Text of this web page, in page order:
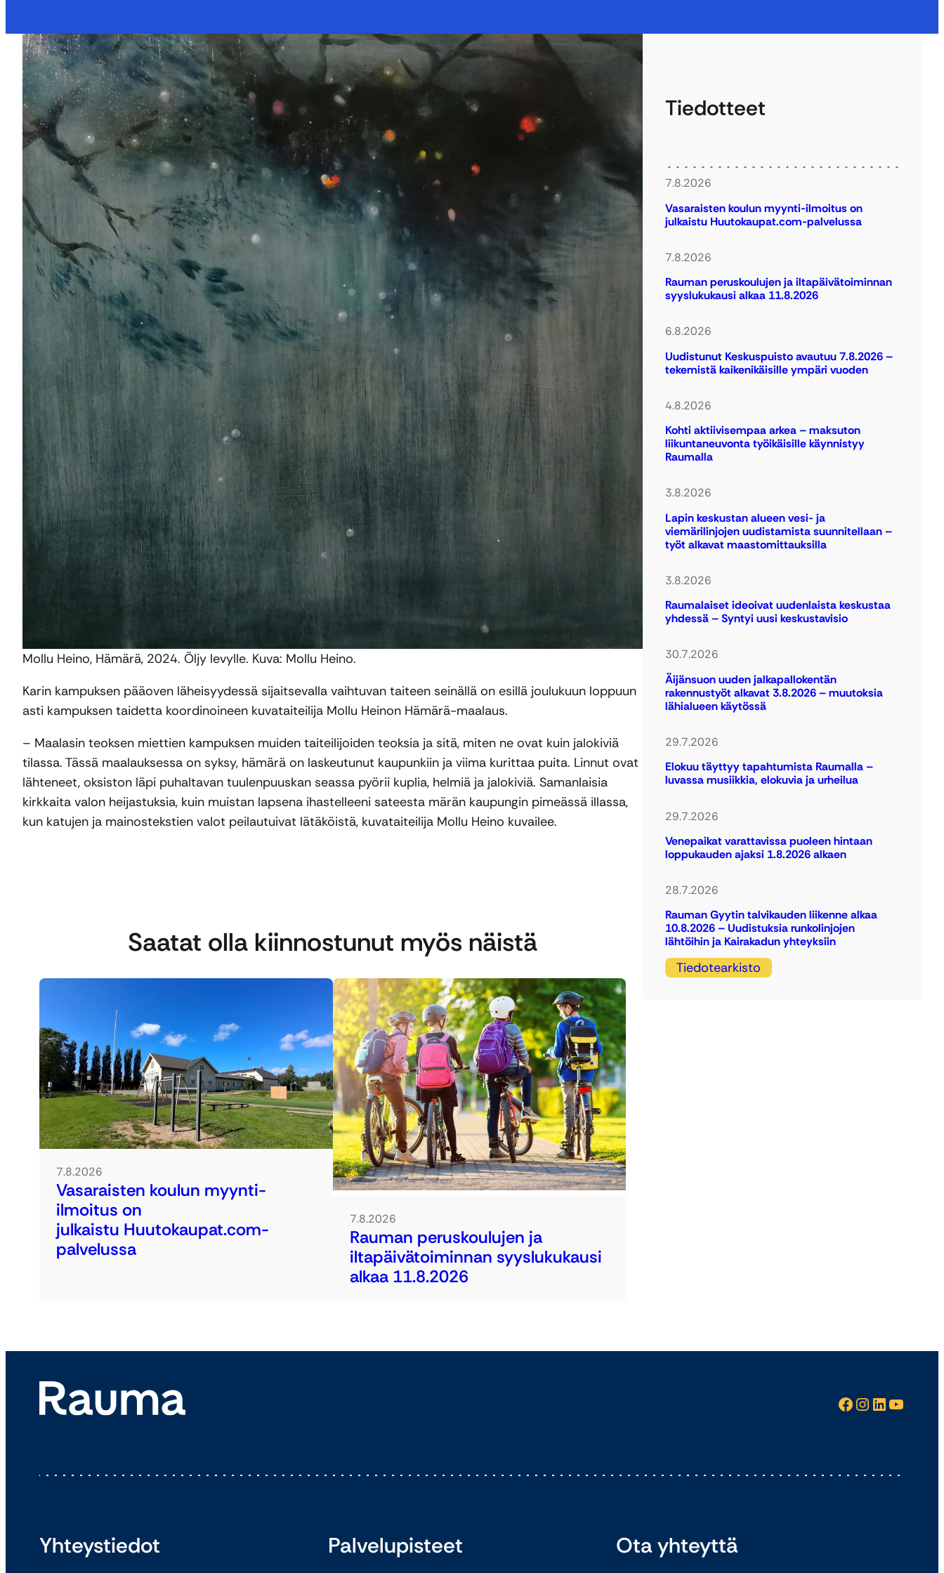
Mollu Heino, Hämärä, 2024. Öljy levylle. Kuva: Mollu Heino.
Karin kampuksen pääoven läheisyydessä sijaitsevalla vaihtuvan taiteen seinällä on esillä joulukuun loppuun
asti kampuksen taidetta koordinoineen kuvataiteilija Mollu Heinon Hämärä-maalaus.
– Maalasin teoksen miettien kampuksen muiden taiteilijoiden teoksia ja sitä, miten ne ovat kuin jalokiviä
tilassa. Tässä maalauksessa on syksy, hämärä on laskeutunut kaupunkiin ja viima kurittaa puita. Linnut ovat
lähteneet, oksiston läpi puhaltavan tuulenpuuskan seassa pyörii kuplia, helmiä ja jalokiviä. Samanlaisia
kirkkaita valon heijastuksia, kuin muistan lapsena ihastelleeni sateesta märän kaupungin pimeässä illassa,
kun katujen ja mainostekstien valot peilautuivat lätäköistä, kuvataiteilija Mollu Heino kuvailee.
Saatat olla kiinnostunut myös näistä
7.8.2026
Vasaraisten koulun myynti-
ilmoitus on
julkaistu Huutokaupat.com-
palvelussa
7.8.2026
Rauman peruskoulujen ja
iltapäivätoiminnan syyslukukausi
alkaa 11.8.2026
Tiedotteet
7.8.2026
Vasaraisten koulun myynti-ilmoitus on
julkaistu Huutokaupat.com-palvelussa
7.8.2026
Rauman peruskoulujen ja iltapäivätoiminnan
syyslukukausi alkaa 11.8.2026
6.8.2026
Uudistunut Keskuspuisto avautuu 7.8.2026 –
tekemistä kaikenikäisille ympäri vuoden
4.8.2026
Kohti aktiivisempaa arkea – maksuton
liikuntaneuvonta työikäisille käynnistyy
Raumalla
3.8.2026
Lapin keskustan alueen vesi- ja
viemärilinjojen uudistamista suunnitellaan –
työt alkavat maastomittauksilla
3.8.2026
Raumalaiset ideoivat uudenlaista keskustaa
yhdessä – Syntyi uusi keskustavisio
30.7.2026
Äijänsuon uuden jalkapallokentän
rakennustyöt alkavat 3.8.2026 – muutoksia
lähialueen käytössä
29.7.2026
Elokuu täyttyy tapahtumista Raumalla –
luvassa musiikkia, elokuvia ja urheilua
29.7.2026
Venepaikat varattavissa puoleen hintaan
loppukauden ajaksi 1.8.2026 alkaen
28.7.2026
Rauman Gyytin talvikauden liikenne alkaa
10.8.2026 – Uudistuksia runkolinjojen
lähtöihin ja Kairakadun yhteyksiin
Tiedotearkisto
Facebook InstagramLinkedIn YouTube
Yhteystiedot Palvelupisteet Ota yhteyttä